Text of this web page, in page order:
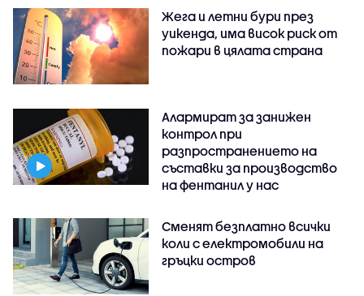
Жега и летни бури през
уикенда, има висок риск от
пожари в цялата страна
Алармират за занижен
контрол при
разпространението на
съставки за производство
на фентанил у нас
Сменят безплатно всички
коли с електромобили на
гръцки остров